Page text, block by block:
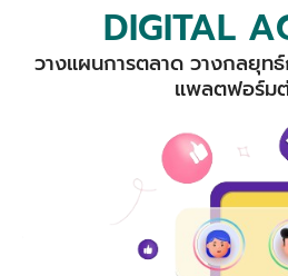
DIGITAL
วางแผนการตลาด วางกลยุท
แพลตฟอร์ม